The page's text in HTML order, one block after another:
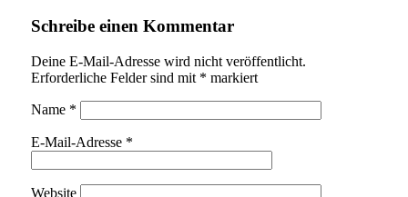
Schreibe einen Kommentar
Deine E-Mail-Adresse wird nicht veröffentlicht.
Erforderliche Felder sind mit * markiert
Name *
E-Mail-Adresse *
Website